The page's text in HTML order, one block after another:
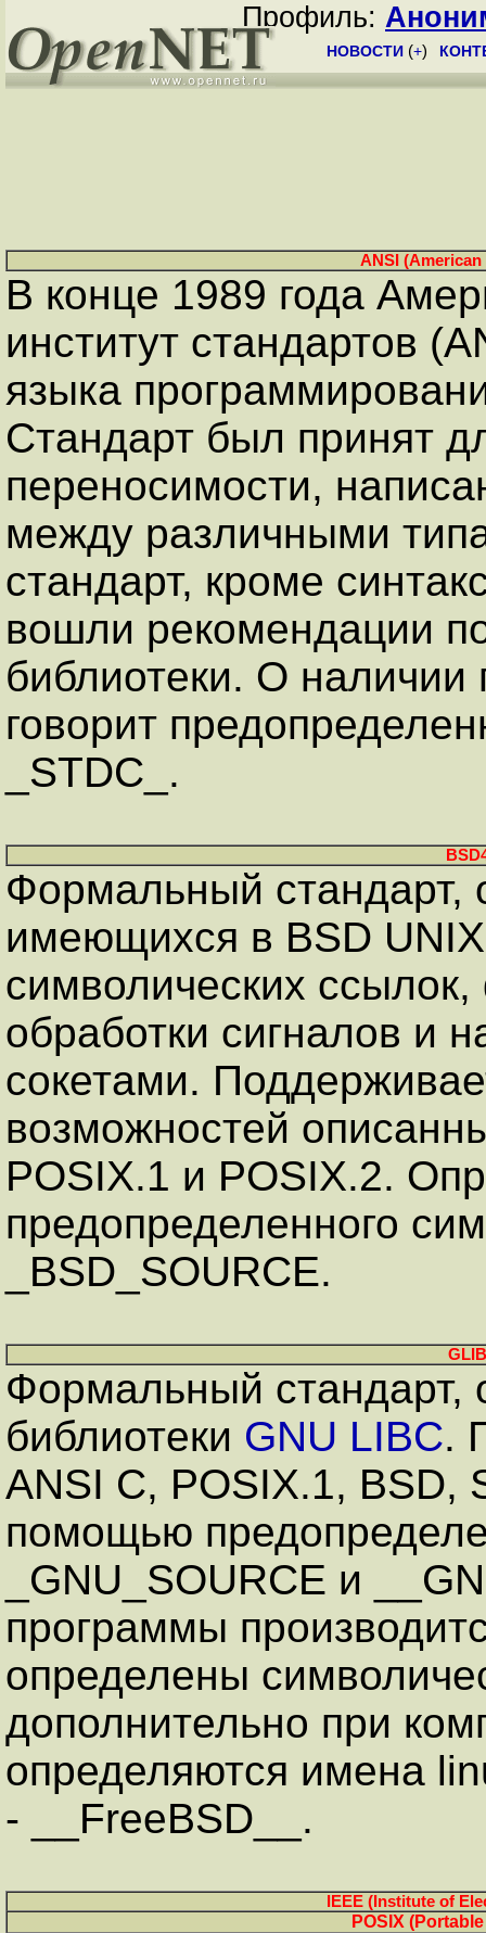
Профиль:
НОВОСТИ (+)
ANSI
В конце 1989 года
институт стандартов
языка
Стандарт был принят
переносимости,
между различными
стандарт, кроме
вошли рекомендации
библиотеки. О наличии
говорит
_STDC_.
Формальный стандарт,
имеющихся в BSD
символических
обработки сигналов и
сокетами.
возможностей
POSIX.1 и POSIX.2.
предопределенного
_BSD_SOURCE.
Формальный стандарт,
библиотеки GNU LIBC.
ANSI C, POSIX.1, BSD,
помощью
_GNU_SOURCE и
программы
определены
дополнительно при
определяются имена
- __FreeBSD__.
IEEE (Institute of
POSIX